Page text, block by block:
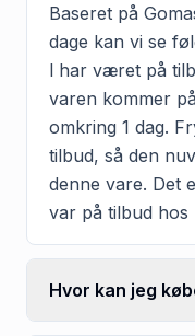
Baseret på
dage kan vi se
l har været på
varen kommer
omkring 1 dag.
tilbud, så den
denne vare. Det
var på tilbud hos
Hvor kan jeg